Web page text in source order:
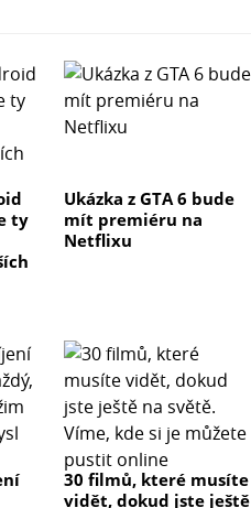
ty
Ukázka z GTA 6 bude
mít premiéru na
Netflixu
30 filmů, které musíte
vidět, dokud jste ještě